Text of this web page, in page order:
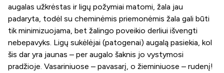
augalas užkrėstas ir ligų požymiai matomi, žala jau
padaryta, todėl su cheminėmis priemonėmis žala gali būti
tik minimizuojama, bet žalingo poveikio derliui išvengti
nebepavyks. Ligų sukėlėjai (patogenai) augalą pasiekia, kol
šis dar yra jaunas – per augalo šaknis jo vystymosi
pradžioje. Vasariniuose – pavasarį, o žieminiuose – rudenį!